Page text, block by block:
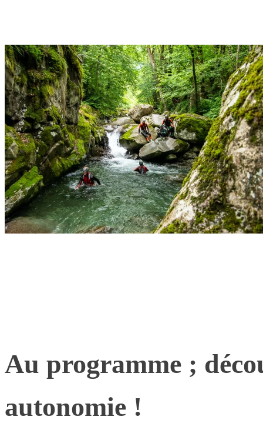
Au programme ;
autonomie !